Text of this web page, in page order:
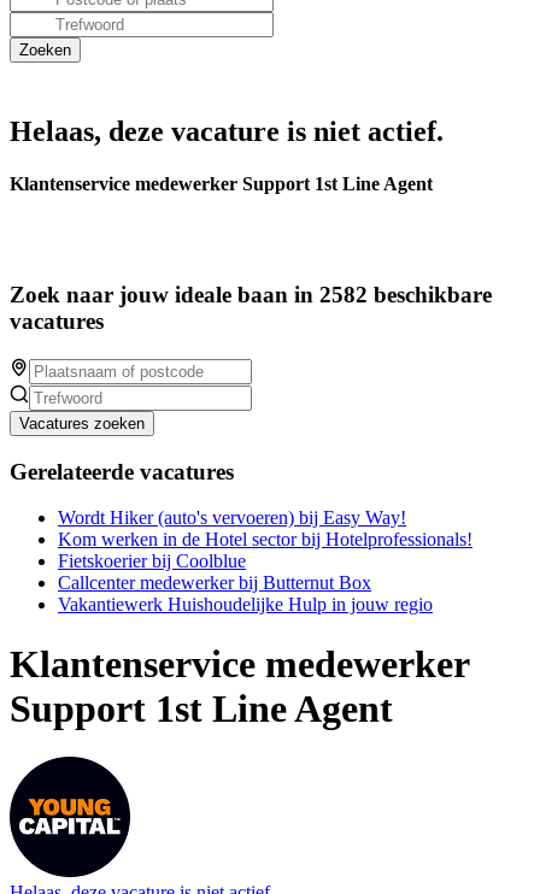
Helaas, deze vacature is niet actief.
Klantenservice medewerker Support 1st Line Agent
Zoek naar jouw ideale baan in 2582 beschikbare
vacatures
Vacatures zoeken
Gerelateerde vacatures
Wordt Hiker (auto's vervoeren) bij Easy Way!
Kom werken in de Hotel sector bij Hotelprofessionals!
Fietskoerier bij Coolblue
Callcenter medewerker bij Butternut Box
Vakantiewerk Huishoudelijke Hulp in jouw regio
Klantenservice medewerker
Support 1st Line Agent